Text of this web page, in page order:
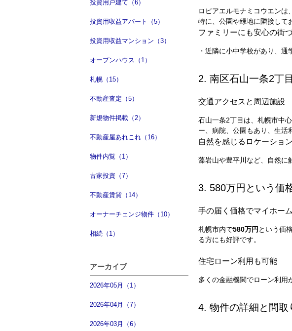
投資用戸建て（6）
投資用収益アパート（5）
投資用収益マンション（3）
オープンハウス（1）
札幌（15）
不動産査定（5）
新規物件掲載（2）
不動産屋あれこれ（16）
物件内覧（1）
古家投資（7）
不動産賃貸（14）
オーナーチェンジ物件（10）
相続（1）
アーカイブ
2026年05月（1）
2026年04月（7）
2026年03月（6）
ロピアエルモナミコウエンは
特に、公園や緑地に隣接して
ファミリーにも安心の街
・近隣に小中学校があり、
2. 南区石山一条2丁
交通アクセスと周辺施設
石山一条2丁目は、札幌市中
ー、病院、公園もあり、生活
自然を感じるロケーション
藻岩山や豊平川など、自然に
3. 580万円という価
手の届く価格でマイホー
札幌市内で580万円 という価
る方にも好評です。
住宅ローン利用も可能
多くの金融機関でローン利用
4. 物件の詳細と間取